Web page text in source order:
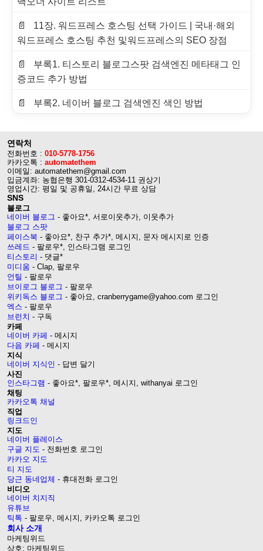
11장. 워드프레스 호스팅 선택 가이드 | 국내·해외
워드프레스 호스팅 추천 및워드프레스의 SEO 장점
부록1. 티스토리 블로그스팟 검색엔진 메타태그 인
증코드 추가 방법
부록2. 네이버 블로그 검색엔진 색인 방법
연락처
전화번호 : 010-5778-1756
카카오톡 : automatethem
이메일: automatethem@gmail.com
입금계좌: 농협은행 301-0312-4534-11 권상기
영업시간: 평일 및 공휴일, 24시간 무료 상담
SNS
블로그
네이버 블로그 - 좋아요*, 서로이웃추가, 이웃추가
블로그 스팟
페이스북 - 좋아요*, 찬구 추가*, 메시지, 문자 메시지로 인증
쓰레드 - 팔로우*, 인스타그램 로그인
티스토리 - 댓글*
미디움 - Clap, 팔로우
언틸 - 팔로우
브이로그 블로그 - 팔로우
위키독스 블로그 - 좋아요, cranberrygame@yahoo.com 로그인
엑스 - 팔로우
브런치 - 구독
카페
네이버 카페 - 메시지
다음 카페 - 메시지
지식
네이버 지식인 - 답변 달기
사진
인스타그램 - 좋아요*, 팔로우*, 메시지, withanyai 로그인
채팅
카카오톡 채널
직업
링크드인
지도
네이버 플레이스
구글 지도 - 전화번호 로그인
카카오 지도
티 지도
당근 동네업체 - 휴대전화 로그인
비디오
네이버 치지직
유튜브
틱톡 - 팔로우, 메시지, 카카오톡 로그인
회사 소개
마케팅위드
상호: 마케팅위드